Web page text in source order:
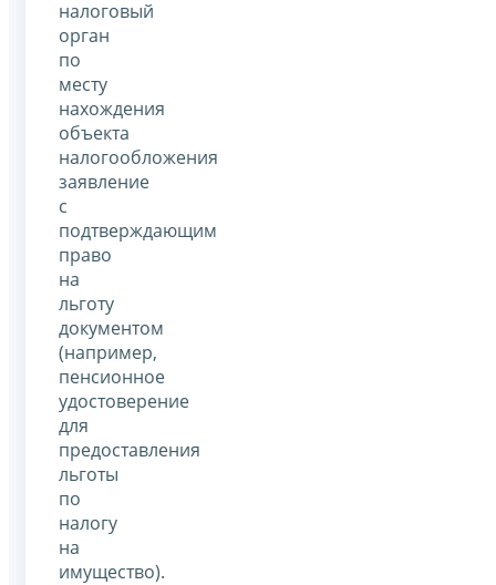
налоговый
орган
по
месту
нахождения
объекта
налогообложения
заявление
с
подтверждающим
право
на
льготу
документом
(например,
пенсионное
удостоверение
для
предоставления
льготы
по
налогу
на
имущество).